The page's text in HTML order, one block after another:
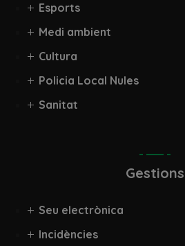
Esports
Medi ambient
Cultura
Policia Local Nules
Sanitat
Gestions
Seu electrònica
Incidències